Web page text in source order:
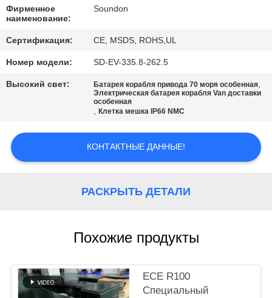
КАЧЕСТВА
СВЯЖИТЕСЬ
МЫ
СПРОСИТЕ
ЦИТАТУ
ПОЛИТИКА
Фирменное
наименование:
Soundon
Сертификация: CE, MSDS, ROHS,UL
Номер модели: SD-EV-335.8-262.5
Высокий свет: Батарея корабля привода 70 моря особенная,
Электрическая батарея корабля Van доставки
особенная
,Клетка мешка IP66 NMC
КОНТАКТНЫЕ ДАННЫЕ!
РАСКРЫТЬ ДЕТАЛИ
Похожие продукты
ECE R100
Специальный